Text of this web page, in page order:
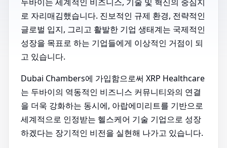
로 자리매김했습니다. 진보적인 규제 환경, 전략적인
글로벌 입지, 그리고 활발한 기업 생태계는 국제적인
성장을 목표로 하는 기업들에게 이상적인 거점이 되
고 있습니다.
Dubai Chambers에 가입함으로써 XRP Healthcare
는 두바이의 역동적인 비즈니스 커뮤니티와의 연결
을 더욱 강화하는 동시에, 아랍에미리트를 기반으로
세계적으로 인정받는 헬스케어 기술 기업으로 성장
하겠다는 장기적인 비전을 실현해 나가고 있습니다.